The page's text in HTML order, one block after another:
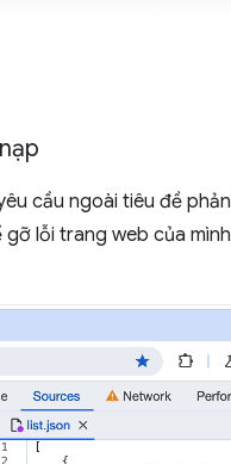
cầu ngoài tiêu đề
lỗi trang web của